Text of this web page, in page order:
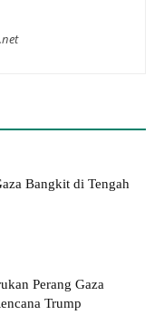
Bangkit di Tengah
Perang Gaza
Trump